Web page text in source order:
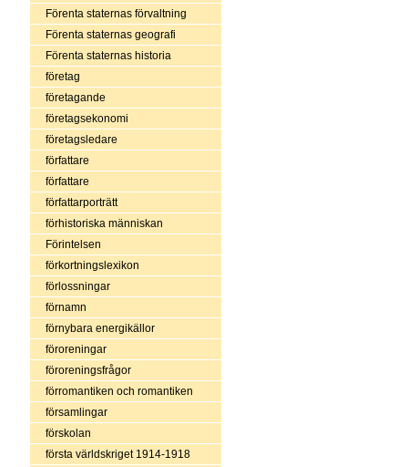
Förenta staternas förvaltning
Förenta staternas geografi
Förenta staternas historia
företag
företagande
företagsekonomi
företagsledare
författare
författare
författarporträtt
förhistoriska människan
Förintelsen
förkortningslexikon
förlossningar
förnamn
förnybara energikällor
föroreningar
föroreningsfrågor
förromantiken och romantiken
församlingar
förskolan
första världskriget 1914-1918